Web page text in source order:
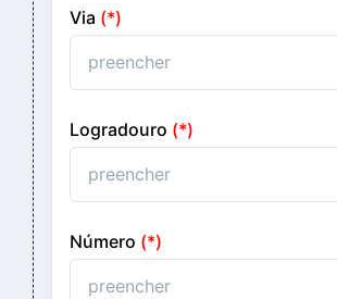
Via (*)
Logradouro (*)
Número (*)